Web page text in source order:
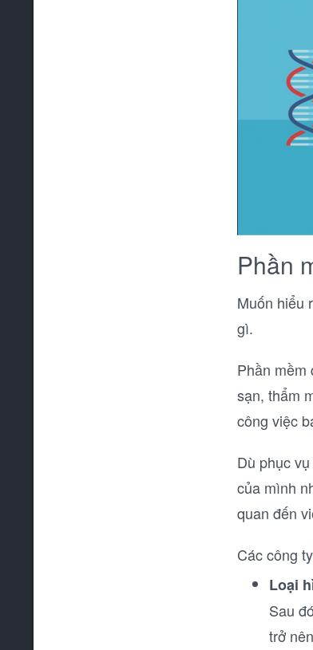
Phần
Muốn hiểu
gì.
Phần mềm
sạn, thẩm
công việc
Dù phục
của mình
quan đến
Các công ty
Loại
Sau
trở